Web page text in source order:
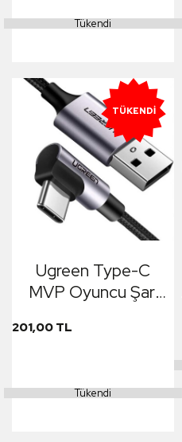
Tükendi
TÜKENDI
Ugreen Type-C
MVP Oyuncu Şarj
201,00 TL
Tükendi